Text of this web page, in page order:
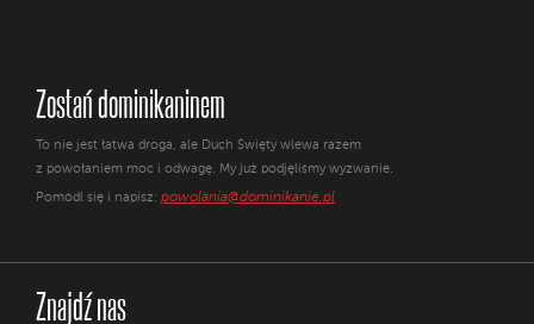
Zostań dominikaninem
To nie jest łatwa droga, ale Duch Święty wlewa razem
z powołaniem moc i odwagę. My już podjęliśmy wyzwanie.
Pomódl się i napisz: powolania@dominikanie.pl
Znajdź nas